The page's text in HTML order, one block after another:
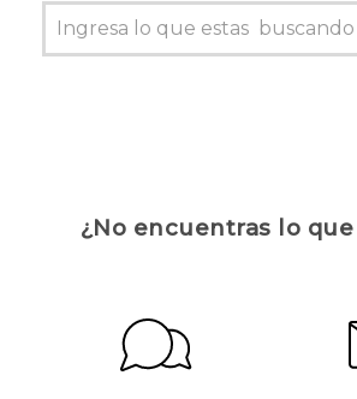
¿No encuentras lo